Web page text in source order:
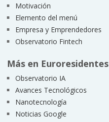
Motivación
Elemento del menú
Empresa y Emprendedores
Observatorio Fintech
Más en Euroresidentes
Observatorio IA
Avances Tecnológicos
Nanotecnología
Noticias Google